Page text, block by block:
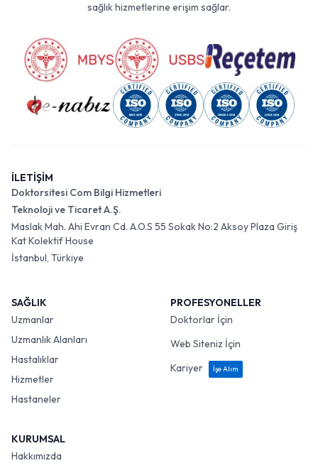
sağlık hizmetlerine erişim sağlar.
İLETİŞİM
Doktorsitesi Com Bilgi Hizmetleri
Teknoloji ve Ticaret A.Ş.
Maslak Mah. Ahi Evran Cd. A.O.S 55 Sokak No:2 Aksoy Plaza Giriş
Kat Kolektif House
İstanbul, Türkiye
SAĞLIK
Uzmanlar
Uzmanlık Alanları
Hastalıklar
Hizmetler
Hastaneler
PROFESYONELLER
Doktorlar İçin
Web Siteniz İçin
Kariyer
İşe Alım
KURUMSAL
Hakkımızda